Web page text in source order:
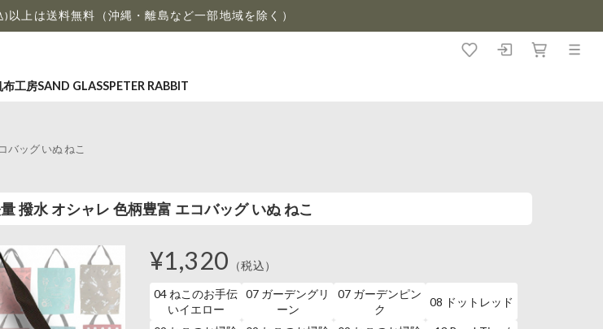
)以上は送料無料（沖縄・離島など一部地域を除く）
布工房SAND GLASSPETER RABBIT
バッグ いぬ ねこ
撥水 オシャレ 色柄豊富 エコバッグ いぬ ねこ
¥1,320 （税込）
04 ねこのお手伝
いイエロー
07 ガーデングリ
ーン
07 ガーデンピン
ク
08 ドットレッド